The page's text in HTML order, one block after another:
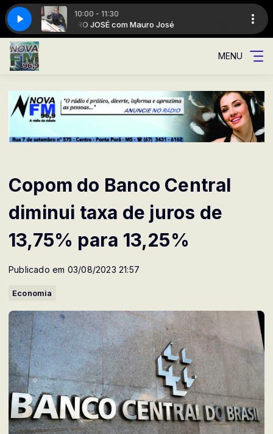
10:00 - 11:30
MAURO JOSÉ com Mauro José
MENU
Copom do Banco Central
diminui taxa de juros de
13,75% para 13,25%
Publicado em 03/08/2023 21:57
Economia